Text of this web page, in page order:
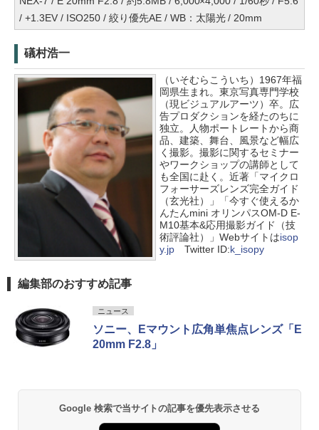
/ +1.3EV / ISO250 / 絞り優先AE / WB：太陽光 / 20mm
礒村浩一
（いそむらこういち）1967年福
岡県生まれ。東京写真専門学校
（現ビジュアルアーツ）卒。広
告プロダクションを経たのちに
独立。人物ポートレートから商
品、建築、舞台、風景など幅広
く撮影。撮影に関するセミナー
やワークショップの講師として
も全国に赴く。近著「マイクロ
フォーサーズレンズ完全ガイド
（玄光社）」「今すぐ使えるか
んたんmini オリンパスOM-D E-
M10基本&応用撮影ガイド（技
術評論社）」Webサイトはisop
y.jpTwitter ID:k_isopy
編集部のおすすめ記事
ニュース
ソニー、Eマウント広角単焦点レンズ「E
20mm F2.8」
Google 検索で当サイトの記事を優先表示させる